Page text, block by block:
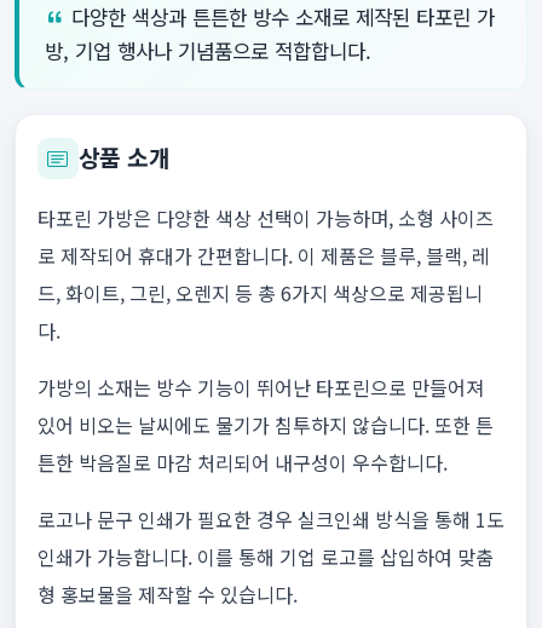
다양한 색상과 튼튼한 방수 소재로 제작된 타포린 가
방, 기업 행사나 기념품으로 적합합니다.
상품 소개
타포린 가방은 다양한 색상 선택이 가능하며, 소형 사이즈
로 제작되어 휴대가 간편합니다. 이 제품은 블루, 블랙, 레
드, 화이트, 그린, 오렌지 등 총 6가지 색상으로 제공됩니
다.
가방의 소재는 방수 기능이 뛰어난 타포린으로 만들어져
있어 비오는 날씨에도 물기가 침투하지 않습니다. 또한 튼
튼한 박음질로 마감 처리되어 내구성이 우수합니다.
로고나 문구 인쇄가 필요한 경우 실크인쇄 방식을 통해 1도
인쇄가 가능합니다. 이를 통해 기업 로고를 삽입하여 맞춤
형 홍보물을 제작할 수 있습니다.